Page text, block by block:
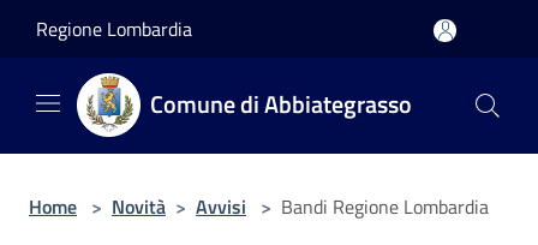
Regione Lombardia
Comune di Abbiategrasso
Home > Novità > Avvisi > Bandi Regione Lombardia